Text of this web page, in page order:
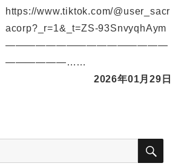
https://www.tiktok.com/@user_sacr
acorp?_r=1&_t=ZS-93SnvyqhAym
――――――――――――――――
――――――……
2026年01月29日
検